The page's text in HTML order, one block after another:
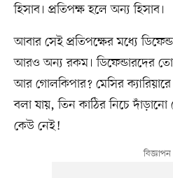
হিসাব। প্রতিপক্ষ হলে অন্য হিসাব।
আবার সেই প্রতিপক্ষের মধ্যে
আরও অন্য রকম। ডিফেন্ডারদের তো
আর গোলকিপার? মেসির
বলা যায়, তিন কাঠির নিচে
কেউ নেই!